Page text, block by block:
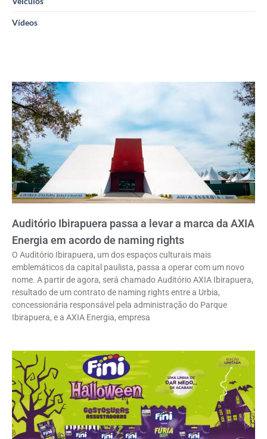
Vídeos
Auditório Ibirapuera passa a levar a marca da AXIA
Energia em acordo de naming rights
O Auditório Ibirapuera, um dos espaços culturais mais
emblemáticos da capital paulista, passa a operar com um novo
nome. A partir de agora, será chamado Auditório AXIA Ibirapuera,
resultado de um contrato de naming rights entre a Urbia,
concessionária responsável pela administração do Parque
Ibirapuera, e a AXIA Energia, empresa